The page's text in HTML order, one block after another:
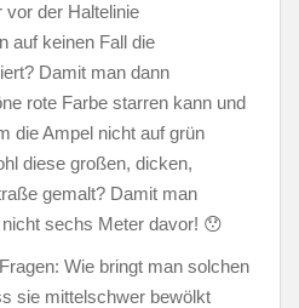
der Haltelinie
auf keinen Fall die
Damit man dann
rote Farbe starren kann und
die Ampel nicht auf grün
diese großen, dicken,
gemalt? Damit man
sechs Meter davor! 😯
Wie bringt man solchen
sie mittelschwer bewölkt